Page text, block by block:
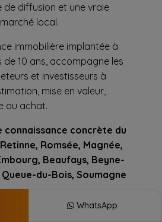
de diffusion et une vraie
local.
immobilière implantée à
de 10 ans, accompagne les
et investisseurs à
mise en valeur,
ou achat.
connaissance concrète du
Romsée, Magnée,
Beaufays, Beyne-
du-Bois, Soumagne
WhatsApp